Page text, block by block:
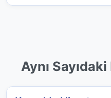
Aynı